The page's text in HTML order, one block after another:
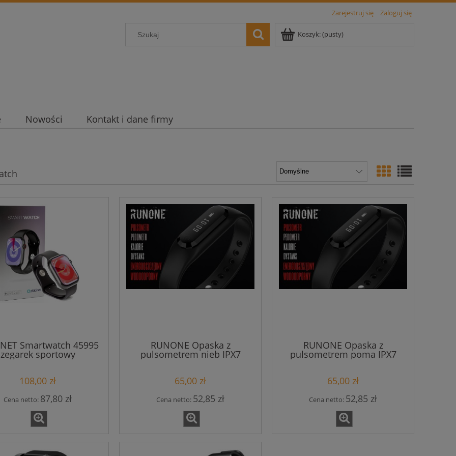
Zarejestruj się Zaloguj się
Koszyk:(pusty)
Nowości Kontakt i dane firmy
Smartwatch 45995
zegarek sportowy
108,00 zł
Cena netto: 87,80 zł
RUNONE Opaska z
pulsometrem nieb IPX7
65,00 zł
Cena netto: 52,85 zł
RUNONE Opaska z
pulsometrem poma IPX7
65,00 zł
Cena netto: 52,85 zł